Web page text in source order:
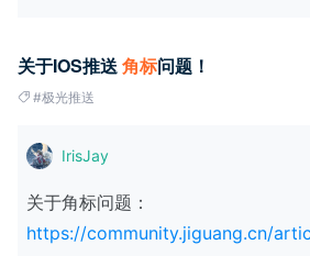
关于IOS推送角标问题！
#极光推送
IrisJay
关于角标问题：
https://community.jiguang.cn/